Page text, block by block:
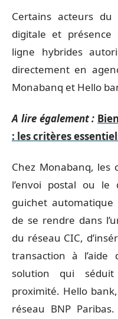
Certains acteurs du
digitale et présence
ligne hybrides
directement en
Monabanq et Hello
A lire également :
: les critères
Chez Monabanq, les
l’envoi postal ou
guichet
de se rendre dans
du réseau CIC,
transaction à l’aide
solution qui
proximité. Hello
réseau BNP